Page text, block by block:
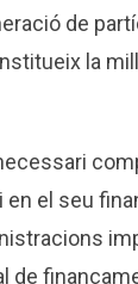
de
la
el seu
de